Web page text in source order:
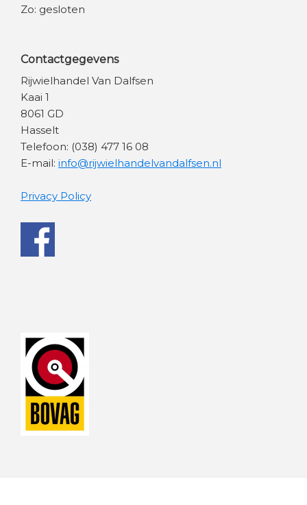
Zo: gesloten
Contactgegevens
Rijwielhandel Van Dalfsen
Kaai 1
8061 GD
Hasselt
Telefoon: (038) 477 16 08
E-mail: info@rijwielhandelvandalfsen.nl
Privacy Policy